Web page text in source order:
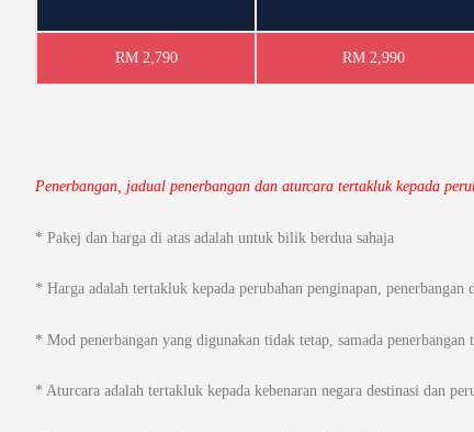
RM 2,790 RM 2,990
Penerbangan, jadual penerbangan dan aturcara tertakluk kepada
* Pakej dan harga di atas adalah untuk bilik berdua sahaja
* Harga adalah tertakluk kepada perubahan penginapan, penerbangan
* Mod penerbangan yang digunakan tidak tetap, samada penerbangan
* Aturcara adalah tertakluk kepada kebenaran negara destinasi dan